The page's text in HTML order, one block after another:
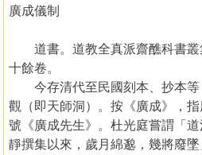
廣成儀制
道書。道教全真派齋醮科書叢
十餘卷。
今存清代至民國刻本、抄本等
觀（即天師洞）。按《廣成》，
號《廣成先生》。杜光庭嘗謂「
靜撰集以來，歲月綿邈，幾將廢